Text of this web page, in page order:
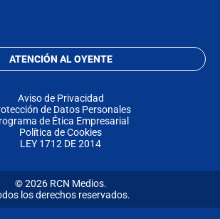
ATENCIÓN AL OYENTE
Aviso de Privacidad
de Datos Personales
de Ética Empresarial
Política de Cookies
LEY 1712 DE 2014
© 2026 RCN Medios.
los derechos reservados.